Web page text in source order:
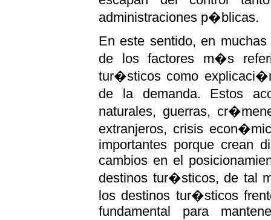
administraciones p�blicas.
En este sentido, en
de los factores m�s
tur�sticos como
de la demanda. Estos
naturales, guerras,
extranjeros, crisis
importantes porque crean
cambios en el
destinos tur�sticos, de tal
los destinos tur�sticos
fundamental para